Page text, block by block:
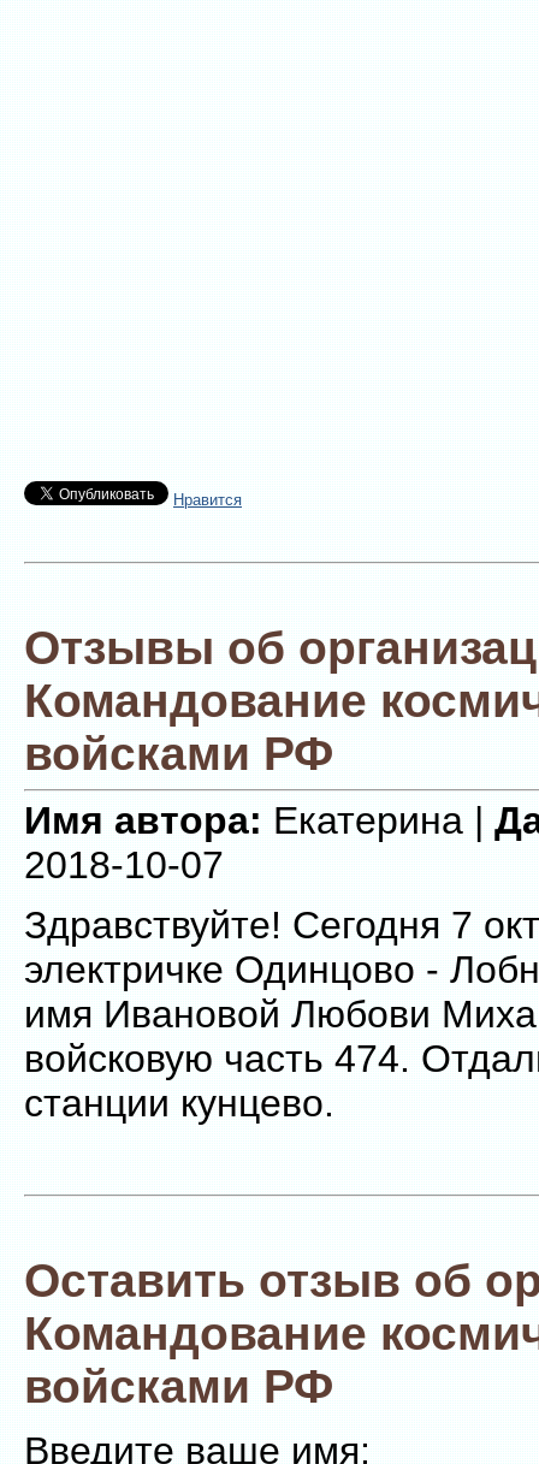
Нравится
Отзывы об
Командование
войсками РФ
Имя автора:Екатерина |
2018-10-07
Здравствуйте! Сегодня 7
электричке Одинцово -
имя Ивановой Любови
войсковую часть 474.
станции кунцево.
Оставить отзыв об
Командование
войсками РФ
Введите ваше имя: